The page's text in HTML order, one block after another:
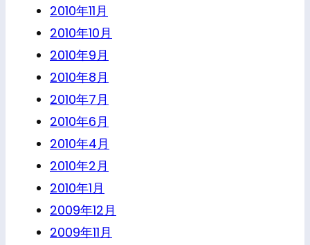
2010年11月
2010年10月
2010年9月
2010年8月
2010年7月
2010年6月
2010年4月
2010年2月
2010年1月
2009年12月
2009年11月